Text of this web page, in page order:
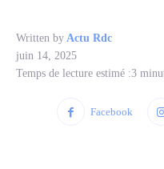
Written by Actu Rdc
juin 14, 2025
Temps de lecture estimé :3
Facebook